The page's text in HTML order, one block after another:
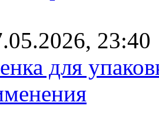
23:40
для